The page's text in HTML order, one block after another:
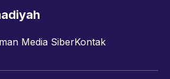
Media SiberKontak